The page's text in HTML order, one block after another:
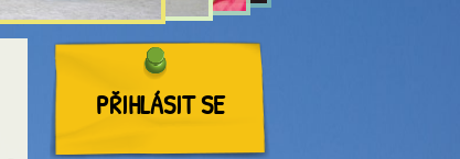
PŘIHLÁSIT SE